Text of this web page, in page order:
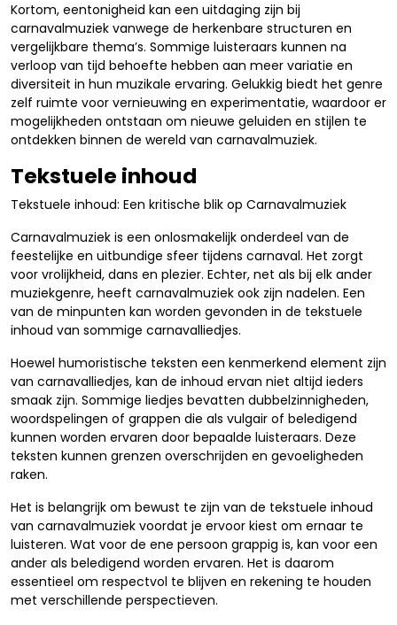
Kortom, eentonigheid kan een uitdaging zijn bij
carnavalmuziek vanwege de herkenbare structuren en
vergelijkbare thema’s. Sommige luisteraars kunnen na
verloop van tijd behoefte hebben aan meer variatie en
diversiteit in hun muzikale ervaring. Gelukkig biedt het genre
zelf ruimte voor vernieuwing en experimentatie, waardoor er
mogelijkheden ontstaan om nieuwe geluiden en stijlen te
ontdekken binnen de wereld van carnavalmuziek.
Tekstuele inhoud
Tekstuele inhoud: Een kritische blik op Carnavalmuziek
Carnavalmuziek is een onlosmakelijk onderdeel van de
feestelijke en uitbundige sfeer tijdens carnaval. Het zorgt
voor vrolijkheid, dans en plezier. Echter, net als bij elk ander
muziekgenre, heeft carnavalmuziek ook zijn nadelen. Een
van de minpunten kan worden gevonden in de tekstuele
inhoud van sommige carnavalliedjes.
Hoewel humoristische teksten een kenmerkend element zijn
van carnavalliedjes, kan de inhoud ervan niet altijd ieders
smaak zijn. Sommige liedjes bevatten dubbelzinnigheden,
woordspelingen of grappen die als vulgair of beledigend
kunnen worden ervaren door bepaalde luisteraars. Deze
teksten kunnen grenzen overschrijden en gevoeligheden
raken.
Het is belangrijk om bewust te zijn van de tekstuele inhoud
van carnavalmuziek voordat je ervoor kiest om ernaar te
luisteren. Wat voor de ene persoon grappig is, kan voor een
ander als beledigend worden ervaren. Het is daarom
essentieel om respectvol te blijven en rekening te houden
met verschillende perspectieven.